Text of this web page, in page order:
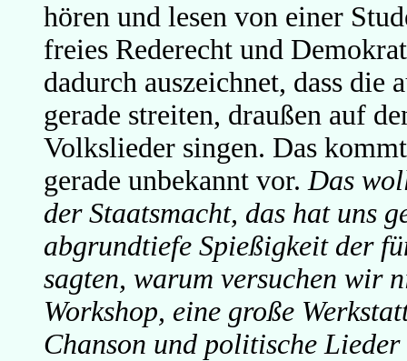
hören und lesen von einer
freies Rederecht und
dadurch auszeichnet, dass die
gerade streiten, draußen auf
Volkslieder singen. Das
gerade unbekannt vor.Das
der Staatsmacht, das hat uns
abgrundtiefe Spießigkeit der
sagten, warum versuchen wir
Workshop, eine große
Chanson und politische